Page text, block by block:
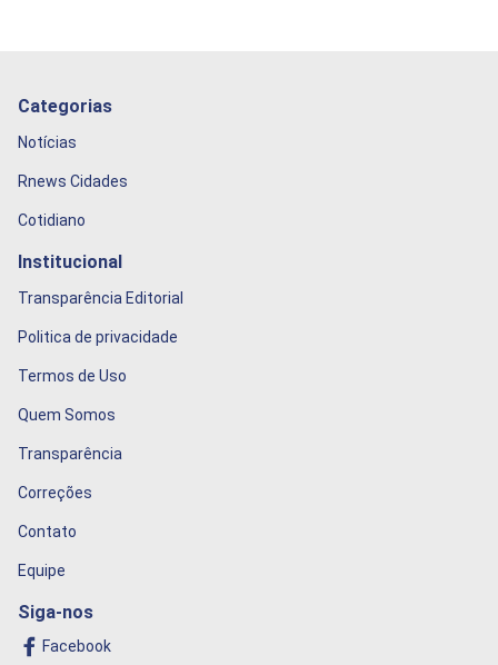
Categorias
Notícias
Rnews Cidades
Cotidiano
Institucional
Transparência Editorial
Politica de privacidade
Termos de Uso
Quem Somos
Transparência
Correções
Contato
Equipe
Siga-nos
Facebook